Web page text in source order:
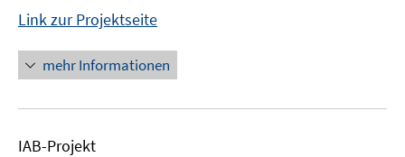
Link zur Projektseite
mehr Informationen
IAB-Projekt